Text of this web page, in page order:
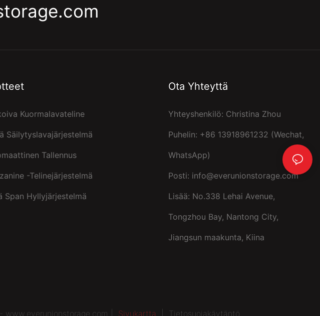
Kuormalavateline
Säilytyslavajärjestelmä
Tallennus
-telinejärjestelmä
Span Hyllyjärjestelmä
Ota Yhteyttä
Yhteyshenkilö: Christina Zhou
Puhelin: +86 13918961232 (Wechat,
WhatsApp)
Posti: info@everunionstorage.com
Lisää: No.338 Lehai Avenue,
Tongzhou Bay, Nantong City,
Jiangsun maakunta, Kiina
| Sivukartta Tietosuojakäytäntö